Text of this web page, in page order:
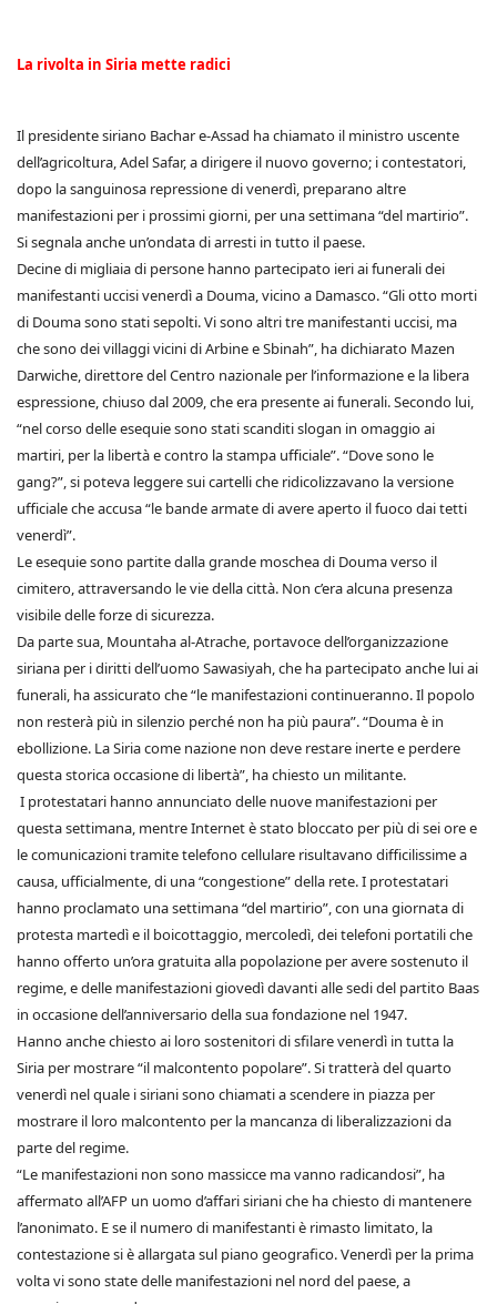
La rivolta in Siria mette radici
Il presidente siriano Bachar e-Assad ha chiamato il ministro uscente
dell’agricoltura, Adel Safar, a dirigere il nuovo governo; i contestatori,
dopo la sanguinosa repressione di venerdì, preparano altre
manifestazioni per i prossimi giorni, per una settimana “del martirio”.
Si segnala anche un’ondata di arresti in tutto il paese.
Decine di migliaia di persone hanno partecipato ieri ai funerali dei
manifestanti uccisi venerdì a Douma, vicino a Damasco. “Gli otto morti
di Douma sono stati sepolti. Vi sono altri tre manifestanti uccisi, ma
che sono dei villaggi vicini di Arbine e Sbinah”, ha dichiarato Mazen
Darwiche, direttore del Centro nazionale per l’informazione e la libera
espressione, chiuso dal 2009, che era presente ai funerali. Secondo lui,
“nel corso delle esequie sono stati scanditi slogan in omaggio ai
martiri, per la libertà e contro la stampa ufficiale”. “Dove sono le
gang?”, si poteva leggere sui cartelli che ridicolizzavano la versione
ufficiale che accusa “le bande armate di avere aperto il fuoco dai tetti
venerdì”.
Le esequie sono partite dalla grande moschea di Douma verso il
cimitero, attraversando le vie della città. Non c’era alcuna presenza
visibile delle forze di sicurezza.
Da parte sua, Mountaha al-Atrache, portavoce dell’organizzazione
siriana per i diritti dell’uomo Sawasiyah, che ha partecipato anche lui ai
funerali, ha assicurato che “le manifestazioni continueranno. Il popolo
non resterà più in silenzio perché non ha più paura”. “Douma è in
ebollizione. La Siria come nazione non deve restare inerte e perdere
questa storica occasione di libertà”, ha chiesto un militante.
I protestatari hanno annunciato delle nuove manifestazioni per
questa settimana, mentre Internet è stato bloccato per più di sei ore e
le comunicazioni tramite telefono cellulare risultavano difficilissime a
causa, ufficialmente, di una “congestione” della rete. I protestatari
hanno proclamato una settimana “del martirio”, con una giornata di
protesta martedì e il boicottaggio, mercoledì, dei telefoni portatili che
hanno offerto un’ora gratuita alla popolazione per avere sostenuto il
regime, e delle manifestazioni giovedì davanti alle sedi del partito Baas
in occasione dell’anniversario della sua fondazione nel 1947.
Hanno anche chiesto ai loro sostenitori di sfilare venerdì in tutta la
Siria per mostrare “il malcontento popolare”. Si tratterà del quarto
venerdì nel quale i siriani sono chiamati a scendere in piazza per
mostrare il loro malcontento per la mancanza di liberalizzazioni da
parte del regime.
“Le manifestazioni non sono massicce ma vanno radicandosi”, ha
affermato all’AFP un uomo d’affari siriani che ha chiesto di mantenere
l’anonimato. E se il numero di manifestanti è rimasto limitato, la
contestazione si è allargata sul piano geografico. Venerdì per la prima
volta vi sono state delle manifestazioni nel nord del paese, a